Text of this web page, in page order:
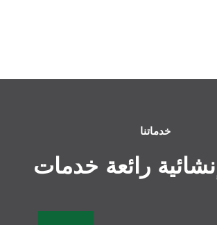
خدماتنا
رائعة خدمات